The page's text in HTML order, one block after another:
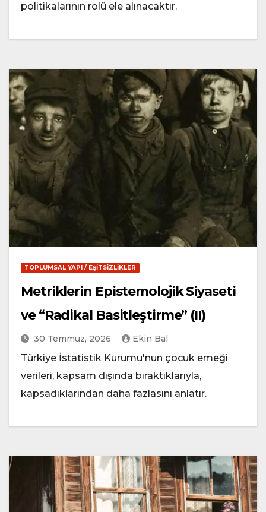
politikalarının rolü ele alınacaktır.
TOPLUMSAL YAPI / EŞITSIZLIKLER
Metriklerin Epistemolojik Siyaseti
ve “Radikal Basitleştirme” (II)
30 Temmuz, 2026 Ekin Bal
Türkiye İstatistik Kurumu'nun çocuk emeği
verileri, kapsam dışında bıraktıklarıyla,
kapsadıklarından daha fazlasını anlatır.